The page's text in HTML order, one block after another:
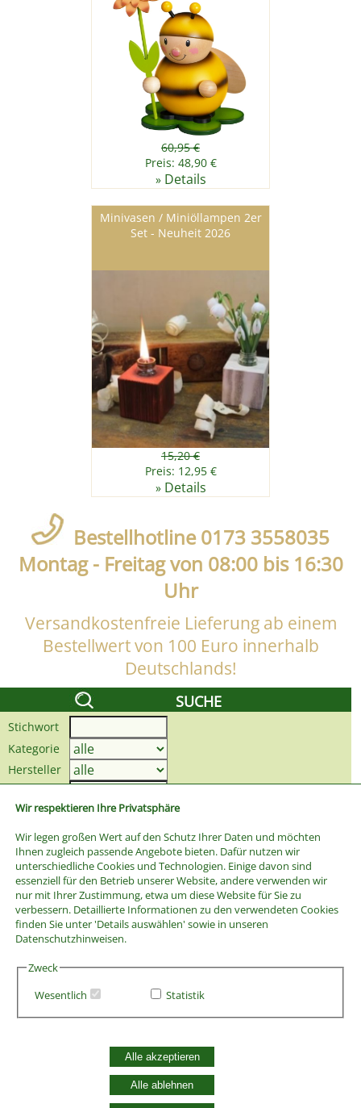
Wir respektieren Ihre Privatsphäre
Wir legen großen Wert auf den Schutz Ihrer Daten und möchten
Ihnen zugleich passende Angebote bieten. Dafür nutzen wir
unterschiedliche Cookies und Technologien. Einige davon sind
essenziell für den Betrieb unserer Website, andere verwenden wir
nur mit Ihrer Zustimmung, etwa um diese Website für Sie zu
verbessern. Detaillierte Informationen zu den verwendeten Cookies
finden Sie unter 'Details auswählen' sowie in unseren
Datenschutzhinweisen.
Zweck
Wesentlich
Statistik
Alle akzeptieren
Alle ablehnen
60,95 €
Preis: 48,90 €
» Details
Minivasen / Miniöllampen 2er
Set - Neuheit 2026
15,20 €
Preis: 12,95 €
» Details
Bestellhotline 0173 3558035
Montag - Freitag von 08:00 bis 16:30
Uhr
Versandkostenfreie Lieferung ab einem
Bestellwert von 100 Euro innerhalb
Deutschlands!
SUCHE
Stichwort
Kategorie
Hersteller
Widerrufsbelehrung
Vertrag widerrufen
Datenschutzerklärung
Zahlung und Versand